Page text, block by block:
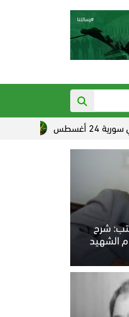
تصاعد القلق
شرح
الشهيد